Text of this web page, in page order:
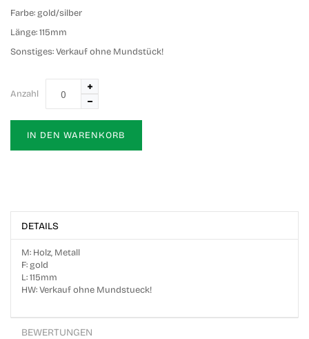
Farbe: gold/silber
Länge:115mm
Sonstiges:Verkauf ohne Mundstück!
Anzahl
IN DEN WARENKORB
DETAILS
M: Holz, Metall
F: gold
L: 115mm
HW: Verkauf ohne Mundstueck!
BEWERTUNGEN